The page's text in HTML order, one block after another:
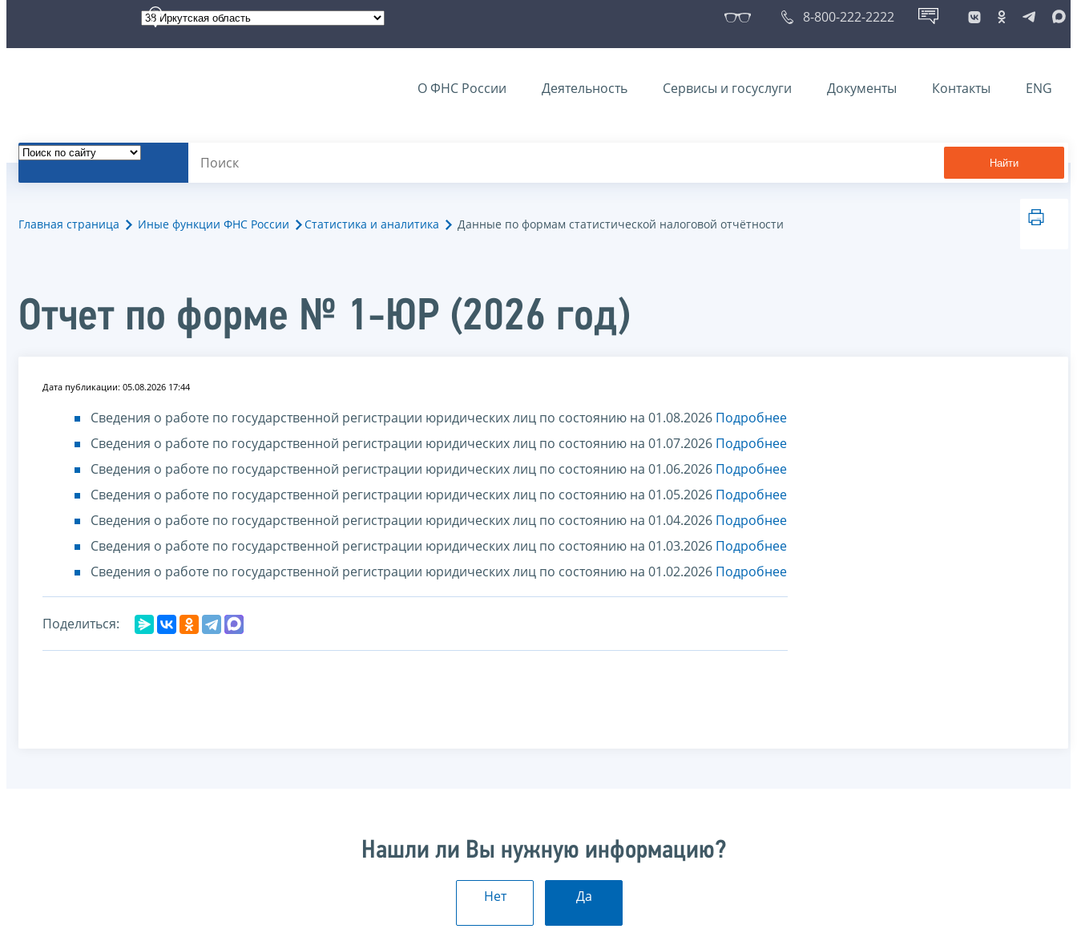
8-800-222-2222
О ФНС России Деятельность Сервисы и госуслуги Документы Контакты ENG
Найти
Главная страница Иные функции ФНС России Статистика и аналитика Данные по формам статистической налоговой отчётности
Отчет по форме № 1-ЮР (2026 год)
Дата публикации: 05.08.2026 17:44
Сведения о работе по государственной регистрации юридических лиц по состоянию на 01.08.2026 Подробнее
Сведения о работе по государственной регистрации юридических лиц по состоянию на 01.07.2026 Подробнее
Сведения о работе по государственной регистрации юридических лиц по состоянию на 01.06.2026 Подробнее
Сведения о работе по государственной регистрации юридических лиц по состоянию на 01.05.2026 Подробнее
Сведения о работе по государственной регистрации юридических лиц по состоянию на 01.04.2026 Подробнее
Сведения о работе по государственной регистрации юридических лиц по состоянию на 01.03.2026 Подробнее
Сведения о работе по государственной регистрации юридических лиц по состоянию на 01.02.2026 Подробнее
Поделиться:
Нашли ли Вы нужную информацию?
Нет Да